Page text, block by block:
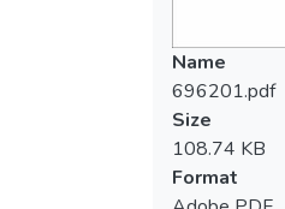
Name
696201.pdf
Size
108.74 KB
Format